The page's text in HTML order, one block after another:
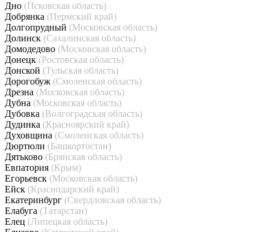
Дно (Псковская область)
Добрянка (Пермский край)
Долгопрудный (Московская область)
Долинск (Сахалинская область)
Домодедово (Московская область)
Донецк (Ростовская область)
Донской (Тульская область)
Дорогобуж (Смоленская область)
Дрезна (Московская область)
Дубна (Московская область)
Дубовка (Волгоградская область)
Дудинка (Красноярский край)
Духовщина (Смоленская область)
Дюртюли (Башкортостан)
Дятьково (Брянская область)
Евпатория (Крым)
Егорьевск (Московская область)
Ейск (Краснодарский край)
Екатеринбург (Свердловская область)
Елабуга (Татарстан)
Елец (Липецкая область)